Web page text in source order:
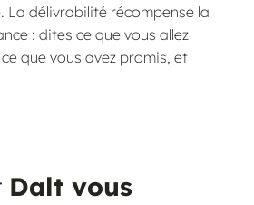
La délivrabilité récompense la
: dites ce que vous allez
que vous avez promis, et
Dalt vous